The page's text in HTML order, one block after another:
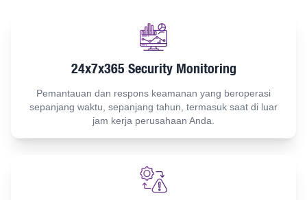
24x7x365 Security Monitoring
Pemantauan dan respons keamanan yang beroperasi
sepanjang waktu, sepanjang tahun, termasuk saat di luar
jam kerja perusahaan Anda.